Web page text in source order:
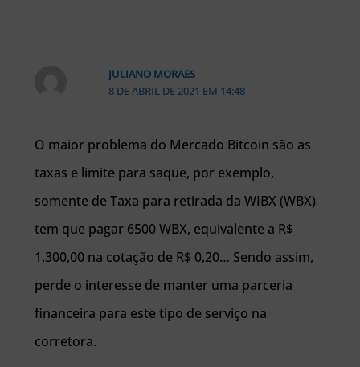
JULIANO MORAES
8 DE ABRIL DE 2021 EM 14:48
O maior problema do Mercado Bitcoin são as
taxas e limite para saque, por exemplo,
somente de Taxa para retirada da WIBX (WBX)
tem que pagar 6500 WBX, equivalente a R$
1.300,00 na cotação de R$ 0,20… Sendo assim,
perde o interesse de manter uma parceria
financeira para este tipo de serviço na
corretora.